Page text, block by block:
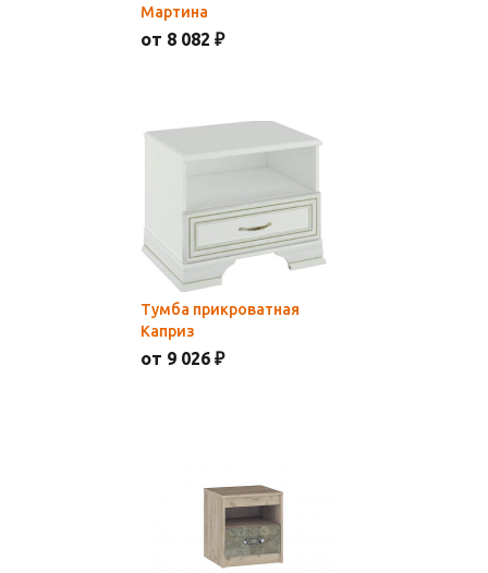
Мартина
от 8 082 ₽
Тумба прикроватная
Каприз
от 9 026 ₽